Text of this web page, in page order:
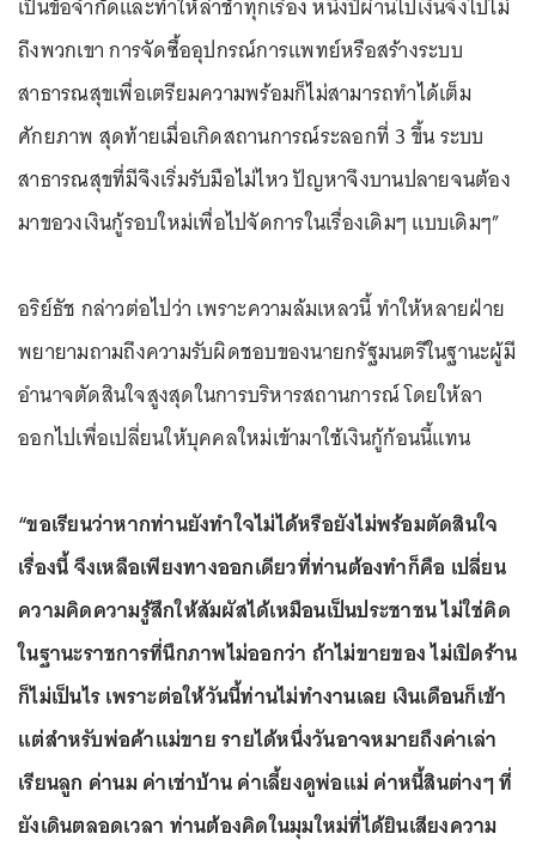
เป็นข้อจำกัดและทำให้ล่าช้าทุกเรื่อง หนึ่งปีผ่านไปเงินจึงไปไม่
ถึงพวกเขา การจัดซื้ออุปกรณ์การแพทย์หรือสร้างระบบ
สาธารณสุขเพื่อเตรียมความพร้อมก็ไม่สามารถทำได้เต็ม
ศักยภาพ สุดท้ายเมื่อเกิดสถานการณ์ระลอกที่ 3 ขึ้น ระบบ
สาธารณสุขที่มีจึงเริ่มรับมือไม่ไหว ปัญหาจึงบานปลายจนต้อง
มาขอวงเงินกู้รอบใหม่เพื่อไปจัดการในเรื่องเดิมๆ แบบเดิมๆ”
อริย์ธัช กล่าวต่อไปว่า เพราะความล้มเหลวนี้ ทำให้หลายฝ่าย
พยายามถามถึงความรับผิดชอบของนายกรัฐมนตรีในฐานะผู้มี
อำนาจตัดสินใจสูงสุดในการบริหารสถานการณ์ โดยให้ลา
ออกไปเพื่อเปลี่ยนให้บุคคลใหม่เข้ามาใช้เงินกู้ก้อนนี้แทน
“ขอเรียนว่าหากท่านยังทำใจไม่ได้หรือยังไม่พร้อมตัดสินใจ
เรื่องนี้ จึงเหลือเพียงทางออกเดียวที่ท่านต้องทำก็คือ เปลี่ยน
ความคิดความรู้สึกให้สัมผัสได้เหมือนเป็นประชาชน ไม่ใช่คิด
ในฐานะราชการที่นึกภาพไม่ออกว่า ถ้าไม่ขายของ ไม่เปิดร้าน
ก็ไม่เป็นไร เพราะต่อให้วันนี้ท่านไม่ทำงานเลย เงินเดือนก็เข้า
แต่สำหรับพ่อค้าแม่ขาย รายได้หนึ่งวันอาจหมายถึงค่าเล่า
เรียนลูก ค่านม ค่าเช่าบ้าน ค่าเลี้ยงดูพ่อแม่ ค่าหนี้สินต่างๆ ที่
ยังเดินตลอดเวลา ท่านต้องคิดในมุมใหม่ที่ได้ยินเสียงความ